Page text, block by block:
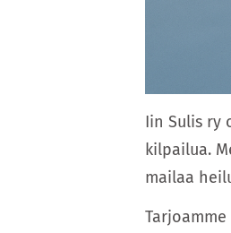
Iin Sulis ry
kilpailua.
mailaa